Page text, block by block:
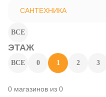
САНТЕХНИКА
ВСЕ
ЭТАЖ
ВСЕ 0 1 2 3
0 магазинов из 0